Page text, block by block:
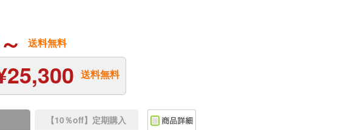
送料無料
送料無料
【10％off】定期購入